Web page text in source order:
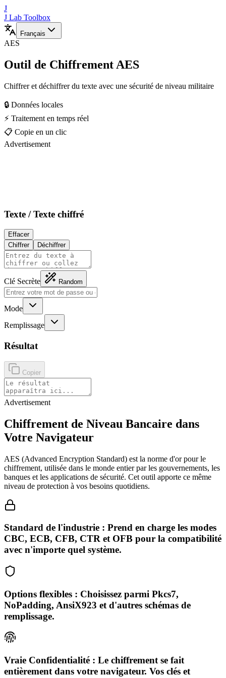
J
J Lab Toolbox
Français
AES
Outil de Chiffrement AES
Chiffrer et déchiffrer du texte avec une sécurité de niveau militaire
🔒 Données locales
⚡ Traitement en temps réel
📋 Copie en un clic
Advertisement
Texte / Texte chiffré
Effacer
Chiffrer
Déchiffrer
Clé Secrète Random
Mode
Remplissage
Résultat
Copier
Advertisement
Chiffrement de Niveau Bancaire dans
Votre Navigateur
AES (Advanced Encryption Standard) est la norme d'or pour le
chiffrement, utilisée dans le monde entier par les gouvernements, les
banques et les applications de sécurité. Cet outil apporte ce même
niveau de protection à vos besoins quotidiens.
Standard de l'industrie : Prend en charge les modes
CBC, ECB, CFB, CTR et OFB pour la compatibilité
avec n'importe quel système.
Options flexibles : Choisissez parmi Pkcs7,
NoPadding, AnsiX923 et d'autres schémas de
remplissage.
Vraie Confidentialité : Le chiffrement se fait
entièrement dans votre navigateur. Vos clés et